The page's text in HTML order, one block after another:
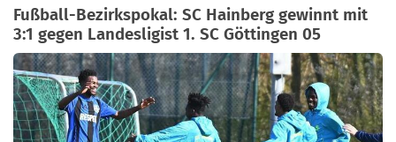
Fußball-Bezirkspokal: SC Hainberg gewinnt mit
3:1 gegen Landesligist 1. SC Göttingen 05